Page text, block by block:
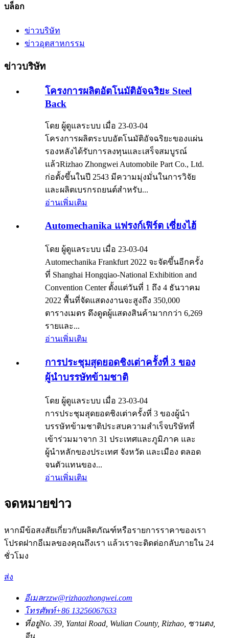
บล็อก
ข่าวบริษัท
ข่าวอุตสาหกรรม
ข่าวบริษัท
โครงการผลิตอัตโนมัติอัจฉริยะ Steel
Back
โดย ผู้ดูแลระบบ เมื่อ 23-03-04
โครงการผลิตระบบอัตโนมัติอัจฉริยะของแผ่น
รองหลังได้รับการลงทุนและเสร็จสมบูรณ์
แล้วRizhao Zhongwei Automobile Part Co., Ltd.
ก่อตั้งขึ้นในปี 2543 มีความมุ่งมั่นในการวิจัย
และผลิตเบรกรถยนต์สำหรับ...
อ่านเพิ่มเติม
Automechanika แฟรงก์เฟิร์ต เซี่ยงไฮ้
โดย ผู้ดูแลระบบ เมื่อ 23-03-04
Automechanika Frankfurt 2022 จะจัดขึ้นอีกครั้ง
ที่ Shanghai Hongqiao-National Exhibition and
Convention Center ตั้งแต่วันที่ 1 ถึง 4 ธันวาคม
2022 พื้นที่จัดแสดงงานจะสูงถึง 350,000
ตารางเมตร ดึงดูดผู้แสดงสินค้ามากกว่า 6,269
รายและ...
อ่านเพิ่มเติม
การประชุมสุดยอดชิงเต่าครั้งที่ 3 ของ
ผู้นำบรรษัทข้ามชาติ
โดย ผู้ดูแลระบบ เมื่อ 23-03-04
การประชุมสุดยอดชิงเต่าครั้งที่ 3 ของผู้นำ
บรรษัทข้ามชาติประสบความสำเร็จบริษัทที่
เข้าร่วมมาจาก 31 ประเทศและภูมิภาค และ
ผู้นำหลักของประเทศ จังหวัด และเมือง ตลอด
จนตัวแทนของ...
อ่านเพิ่มเติม
จดหมายข่าว
หากมีข้อสงสัยเกี่ยวกับผลิตภัณฑ์หรือรายการราคาของเรา
โปรดฝากอีเมลของคุณถึงเรา แล้วเราจะติดต่อกลับภายใน 24
ชั่วโมง
ส่ง
อีเมลrzzw@rizhaozhongwei.com
โทรศัพท์+86 13256067633
ที่อยู่No. 39, Yantai Road, Wulian County, Rizhao, ซานตง,